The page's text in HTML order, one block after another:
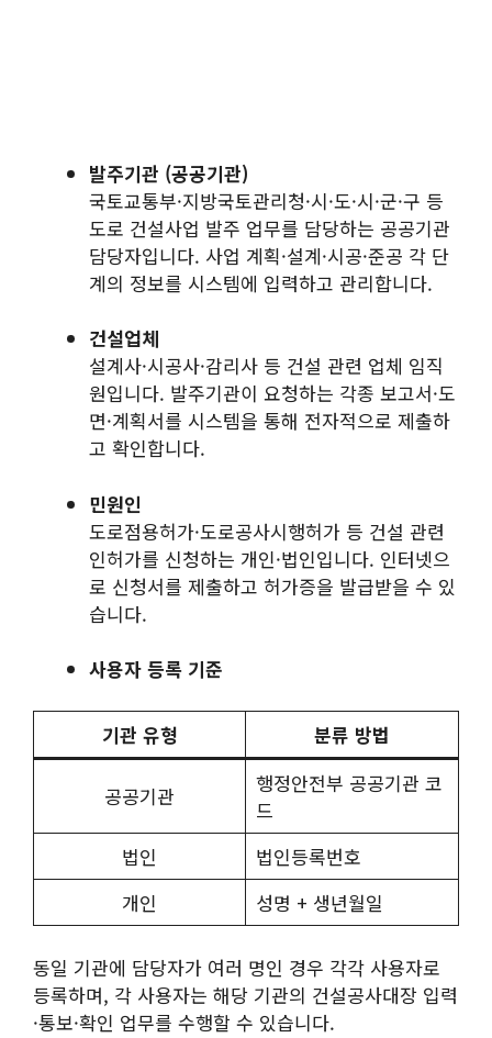
발주기관 (공공기관)
국토교통부·지방국토관리청·시·도·시·군·구 등
도로 건설사업 발주 업무를 담당하는 공공기관
담당자입니다. 사업 계획·설계·시공·준공 각 단
계의 정보를 시스템에 입력하고 관리합니다.
건설업체
설계사·시공사·감리사 등 건설 관련 업체 임직
원입니다. 발주기관이 요청하는 각종 보고서·도
면·계획서를 시스템을 통해 전자적으로 제출하
고 확인합니다.
민원인
도로점용허가·도로공사시행허가 등 건설 관련
인허가를 신청하는 개인·법인입니다. 인터넷으
로 신청서를 제출하고 허가증을 발급받을 수 있
습니다.
사용자 등록 기준
기관 유형 분류 방법
공공기관
행정안전부 공공기관 코
드
법인
법인등록번호
개인
성명 + 생년월일
동일 기관에 담당자가 여러 명인 경우 각각 사용자로
등록하며, 각 사용자는 해당 기관의 건설공사대장 입력
·통보·확인 업무를 수행할 수 있습니다.